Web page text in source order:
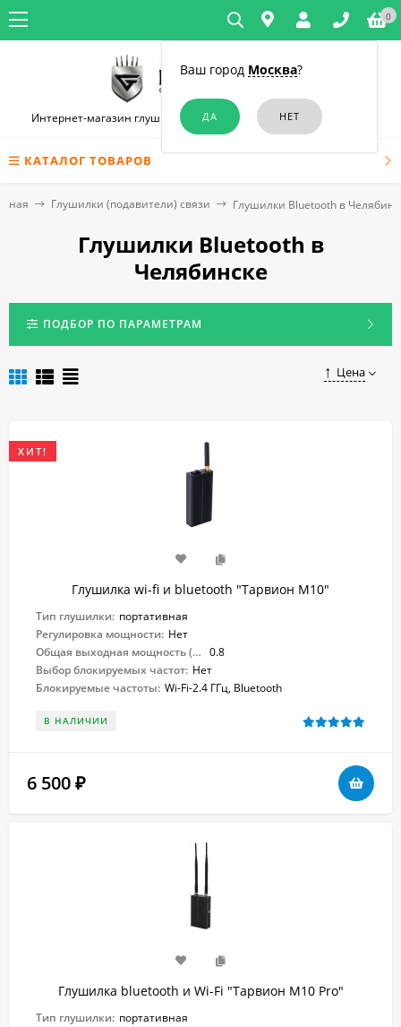
Ваш город Москва?
0
Интернет-магазин глушилок связи и диктофонов в Челябинске
КАТАЛОГ ТОВАРОВ
Глушилки (подавители) связи Глушилки Bluetooth в
Глушилки Bluetooth в
Челябинске
ПОДБОР ПО ПАРАМЕТРАМ
Цена
ХИТ!
Глушилка wi-fi и bluetooth "Тарвион M10"
Тип глушилки: портативная
Регулировка мощности: Нет
Общая выходная мощность (Вт): 0.8
Выбор блокируемых частот: Нет
Блокируемые частоты: Wi-Fi-2.4 ГГц, Bluetooth
В НАЛИЧИИ
6 500 ₽
Глушилка bluetooth и Wi-Fi "Тарвион M10 Pro"
Тип глушилки: портативная